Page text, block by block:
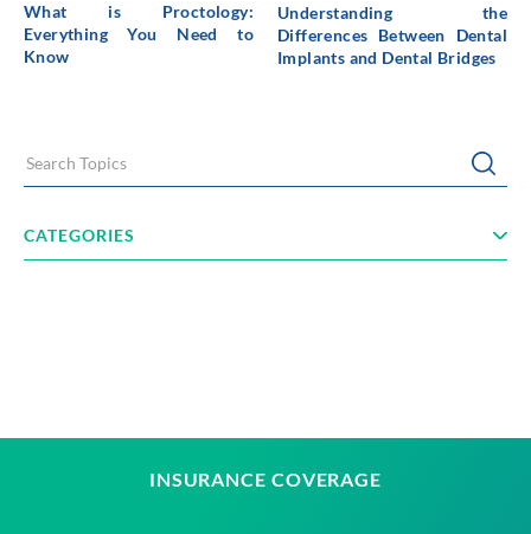
What is Proctology:
Everything You Need to
Know
Understanding the
Differences Between Dental
Implants and Dental Bridges
CATEGORIES
INSURANCE COVERAGE